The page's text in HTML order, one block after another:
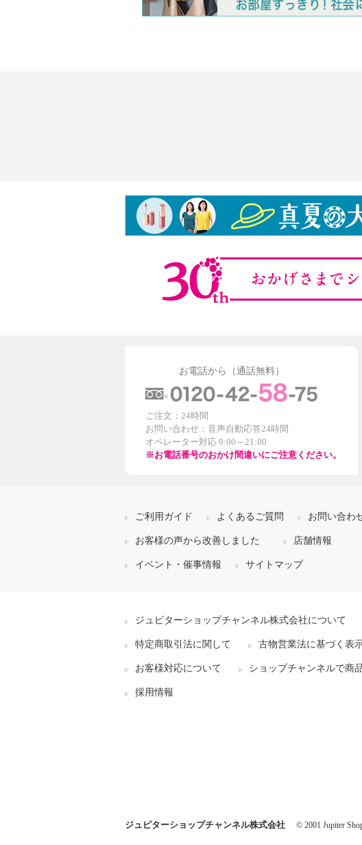
お電話から（通話無料）
ご注文：24時間
お問い合わせ：音声自動応答24時間
オペレーター対応 9:00～21:00
※お電話番号のおかけ間違いにご注意ください。
ご利用ガイド よくあるご質問 お問い合わ
お客様の声から改善しました 店舗情報
イベント・催事情報 サイトマップ
ジュピターショップチャンネル株式会社について
特定商取引法に関して 古物営業法に基づく表
お客様対応について ショップチャンネルで商
採用情報
ジュピターショップチャンネル株式会社 © 2001 Jupiter